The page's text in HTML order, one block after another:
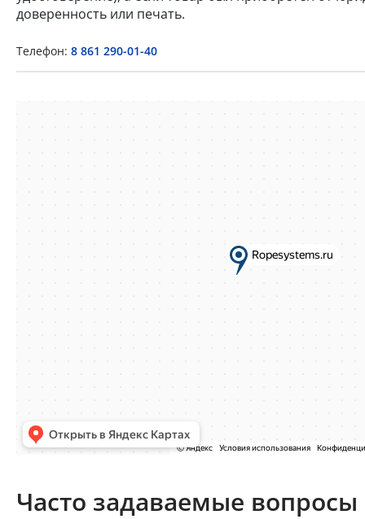
доверенность или печать.
Телефон: 8 861 290-01-40
Часто задаваемые вопросы